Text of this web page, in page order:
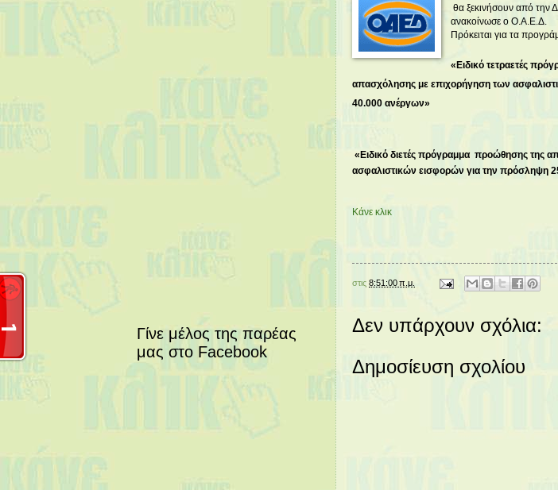
θα ξεκινήσουν από
ανακοίνωσε ο Ο.Α.Ε.Δ.
Πρόκειται για τα
«Ειδικό τετραετές
απασχόλησης με επιχορήγηση των
40.000 ανέργων»
«Ειδικό διετές πρόγραμμα προώθησης της
ασφαλιστικών εισφορών για την πρόσληψη
Κάνε κλικ
στις 8:51:00 π.μ.
Δεν υπάρχουν σχόλια:
Δημοσίευση σχολίου
Γίνε μέλος της παρέας
μας στο Facebook